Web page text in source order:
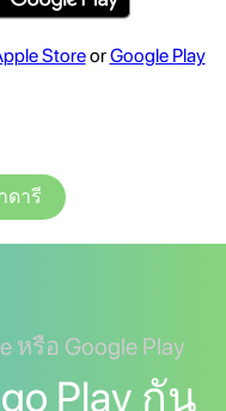
StoreorGoogle Play
ดารี
รือ Google Play
Play กัน